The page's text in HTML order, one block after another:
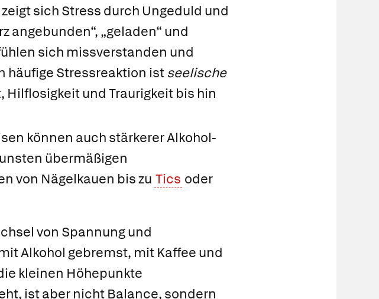
sich Stress durch Ungeduld und
angebunden“, „geladen“ und
sich missverstanden und
häufige Stressreaktion ist seelische
und Traurigkeit bis hin
können auch stärkerer Alkohol-
übermäßigen
von Nägelkauen bis zu Tics oder
von Spannung und
Alkohol gebremst, mit Kaffee und
kleinen Höhepunkte
ist aber nicht Balance, sondern